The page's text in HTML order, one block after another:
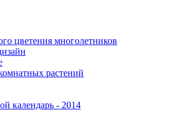
цветения многолетников
растений
календарь - 2014